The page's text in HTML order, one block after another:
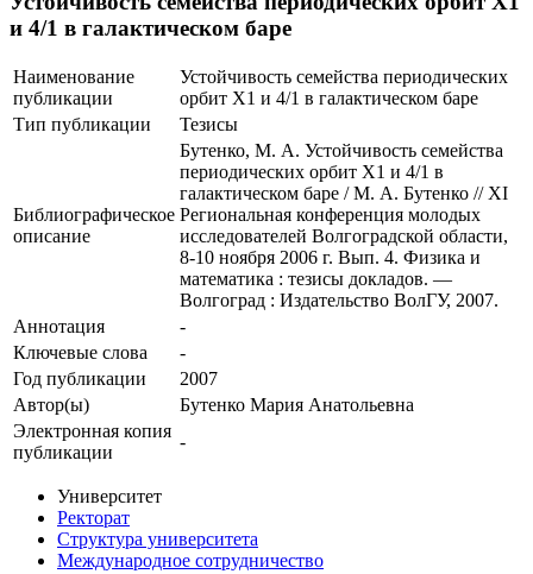
и 4/1 в галактическом баре
Наименование
публикации
Устойчивость семейства периодических
орбит X1 и 4/1 в галактическом баре
Тип публикации
Тезисы
Библиографическое
описание
Бутенко, М. А. Устойчивость семейства
периодических орбит X1 и 4/1 в
галактическом баре / М. А. Бутенко // XI
Региональная конференция молодых
исследователей Волгоградской области,
8-10 ноября 2006 г. Вып. 4. Физика и
математика : тезисы докладов. —
Волгоград : Издательство ВолГУ, 2007.
Аннотация
-
Ключевые cлова
-
Год публикации
2007
Автор(ы)
Бутенко Мария Анатольевна
Электронная копия
публикации
-
Университет
Ректорат
Структура университета
Международное сотрудничество